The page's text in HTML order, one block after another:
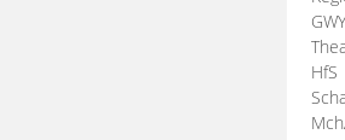
HfS